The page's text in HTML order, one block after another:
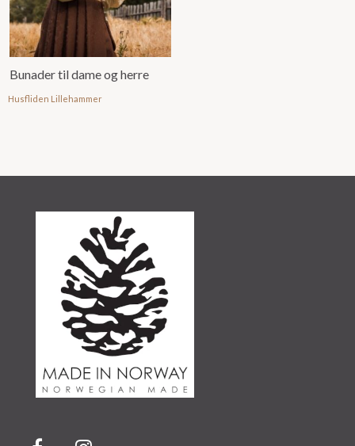
Bunader til dame og herre
Husfliden Lillehammer